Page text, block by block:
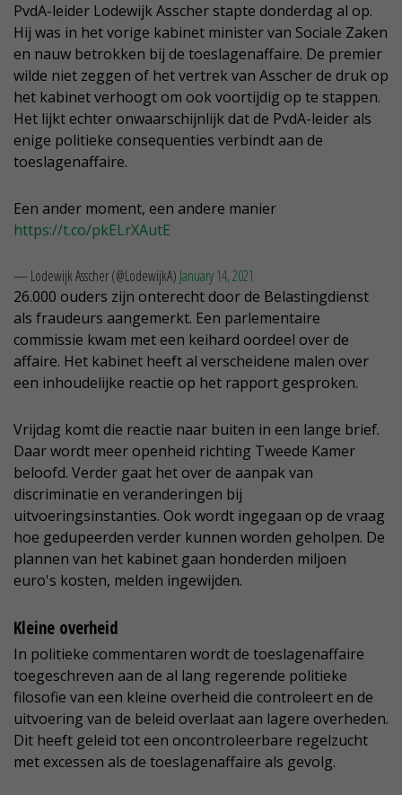
PvdA-leider Lodewijk Asscher stapte donderdag al op.
Hij was in het vorige kabinet minister van Sociale Zaken
en nauw betrokken bij de toeslagenaffaire. De premier
wilde niet zeggen of het vertrek van Asscher de druk op
het kabinet verhoogt om ook voortijdig op te stappen.
Het lijkt echter onwaarschijnlijk dat de PvdA-leider als
enige politieke consequenties verbindt aan de
toeslagenaffaire.
Een ander moment, een andere manier
https://t.co/pkELrXAutE
— Lodewijk Asscher (@LodewijkA) January 14, 2021
26.000 ouders zijn onterecht door de Belastingdienst
als fraudeurs aangemerkt. Een parlementaire
commissie kwam met een keihard oordeel over de
affaire. Het kabinet heeft al verscheidene malen over
een inhoudelijke reactie op het rapport gesproken.
Vrijdag komt die reactie naar buiten in een lange brief.
Daar wordt meer openheid richting Tweede Kamer
beloofd. Verder gaat het over de aanpak van
discriminatie en veranderingen bij
uitvoeringsinstanties. Ook wordt ingegaan op de vraag
hoe gedupeerden verder kunnen worden geholpen. De
plannen van het kabinet gaan honderden miljoen
euro's kosten, melden ingewijden.
Kleine overheid
In politieke commentaren wordt de toeslagenaffaire
toegeschreven aan de al lang regerende politieke
filosofie van een kleine overheid die controleert en de
uitvoering van de beleid overlaat aan lagere overheden.
Dit heeft geleid tot een oncontroleerbare regelzucht
met excessen als de toeslagenaffaire als gevolg.